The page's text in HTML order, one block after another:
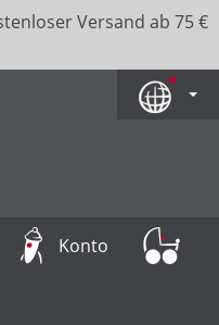
Versand ab 75 €
Konto